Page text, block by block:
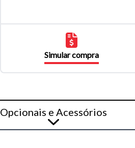
Simular compra
Opcionais e Acessórios